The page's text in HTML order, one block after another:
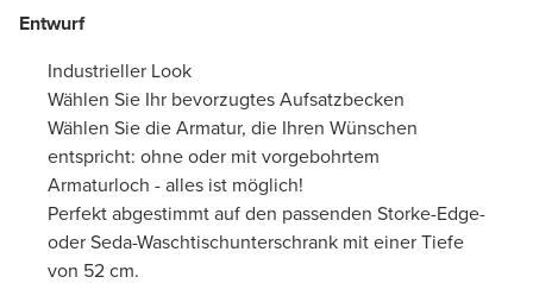
Entwurf
Industrieller Look
Wählen Sie Ihr bevorzugtes Aufsatzbecken
Wählen Sie die Armatur, die Ihren Wünschen
entspricht: ohne oder mit vorgebohrtem
Armaturloch - alles ist möglich!
Perfekt abgestimmt auf den passenden Storke-Edge-
oder Seda-Waschtischunterschrank mit einer Tiefe
von 52 cm.